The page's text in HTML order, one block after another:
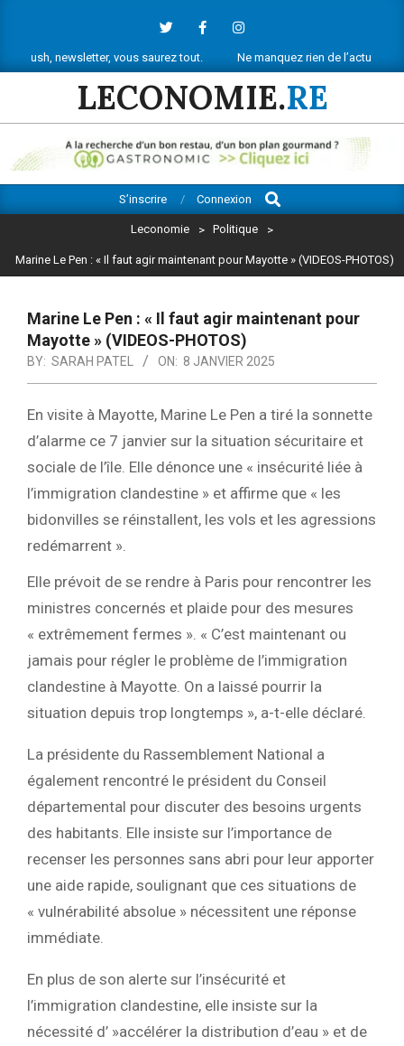
contentvous saurez tout. Ne manquez rien de l’actu économique
LECONOMIE.RE
Navigation
S’inscrire Connexion
Search
Leconomie > Politique >
Marine Le Pen : « Il faut agir maintenant pour Mayotte » (VIDEOS-PHOTOS)
Marine Le Pen : « Il faut agir maintenant pour
Mayotte » (VIDEOS-PHOTOS)
BY: SARAH PATEL ON: 8 JANVIER 2025
En visite à Mayotte, Marine Le Pen a tiré la sonnette
d’alarme ce 7 janvier sur la situation sécuritaire et
sociale de l’île. Elle dénonce une « insécurité liée à
l’immigration clandestine » et affirme que « les
bidonvilles se réinstallent, les vols et les agressions
redémarrent ».
Elle prévoit de se rendre à Paris pour rencontrer les
ministres concernés et plaide pour des mesures
« extrêmement fermes ». « C’est maintenant ou
jamais pour régler le problème de l’immigration
clandestine à Mayotte. On a laissé pourrir la
situation depuis trop longtemps », a-t-elle déclaré.
La présidente du Rassemblement National a
également rencontré le président du Conseil
départemental pour discuter des besoins urgents
des habitants. Elle insiste sur l’importance de
recenser les personnes sans abri pour leur apporter
une aide rapide, soulignant que ces situations de
« vulnérabilité absolue » nécessitent une réponse
immédiate.
En plus de son alerte sur l’insécurité et
l’immigration clandestine, elle insiste sur la
nécessité d’ »accélérer la distribution d’eau » et de